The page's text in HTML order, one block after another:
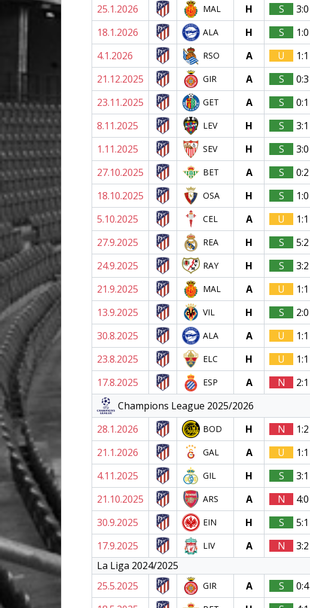
25.1.2026 MAL H S 3:0
18.1.2026 ALA H S 1:0
4.1.2026 RSO A U 1:1
21.12.2025 GIR A S 0:3
23.11.2025 GET A S 0:1
8.11.2025 LEV H S 3:1
1.11.2025 SEV H S 3:0
27.10.2025 BET A S 0:2
18.10.2025 OSA H S 1:0
5.10.2025 CEL A U 1:1
27.9.2025 REA H S 5:2
24.9.2025 RAY H S 3:2
21.9.2025 MAL A U 1:1
13.9.2025 VIL H S 2:0
30.8.2025 ALA A U 1:1
23.8.2025 ELC H U 1:1
17.8.2025 ESP A N 2:1
Champions League 2025/2026
28.1.2026
BOD H N 1:2
21.1.2026 GAL A U 1:1
4.11.2025 GIL H S 3:1
21.10.2025
ARS A N 4:0
30.9.2025 EIN H S 5:1
17.9.2025 LIV A N 3:2
La Liga 2024/2025
25.5.2025
GIR A S 0:4